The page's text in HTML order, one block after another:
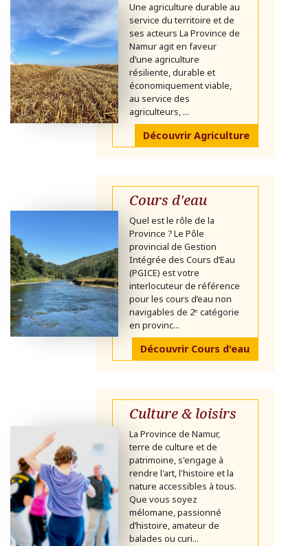
Une agriculture durable au
service du territoire et de
ses acteurs La Province de
Namur agit en faveur
d’une agriculture
résiliente, durable et
économiquement viable,
au service des
agriculteurs, ...
Découvrir Agriculture
Cours d'eau
Quel est le rôle de la
Province ? Le Pôle
provincial de Gestion
Intégrée des Cours d’Eau
(PGICE) est votre
interlocuteur de référence
pour les cours d’eau non
navigables de 2ᵉ catégorie
en provinc...
Découvrir Cours d'eau
Culture & loisirs
La Province de Namur,
terre de culture et de
patrimoine, s'engage à
rendre l'art, l'histoire et la
nature accessibles à tous.
Que vous soyez
mélomane, passionné
d’histoire, amateur de
balades ou curi...